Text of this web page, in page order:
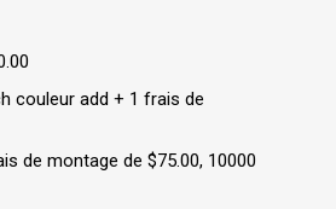
couleur add + 1 frais de
de montage de $75.00, 10000